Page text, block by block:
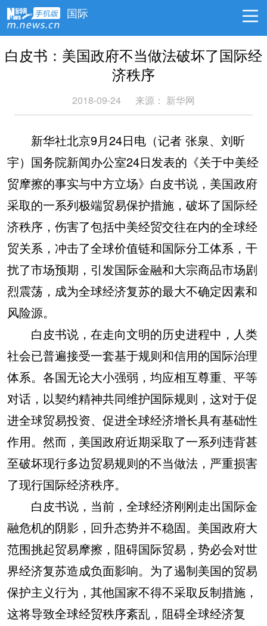
国际
白皮书：美国政府不当做法破坏了国际经
济秩序
2018-09-24 来源： 新华网
新华社北京9月24日电（记者 张泉、刘昕
宇）国务院新闻办公室24日发表的《关于中美经
贸摩擦的事实与中方立场》白皮书说，美国政府
采取的一系列极端贸易保护措施，破坏了国际经
济秩序，伤害了包括中美经贸交往在内的全球经
贸关系，冲击了全球价值链和国际分工体系，干
扰了市场预期，引发国际金融和大宗商品市场剧
烈震荡，成为全球经济复苏的最大不确定因素和
风险源。
白皮书说，在走向文明的历史进程中，人类
社会已普遍接受一套基于规则和信用的国际治理
体系。各国无论大小强弱，均应相互尊重、平等
对话，以契约精神共同维护国际规则，这对于促
进全球贸易投资、促进全球经济增长具有基础性
作用。然而，美国政府近期采取了一系列违背甚
至破坏现行多边贸易规则的不当做法，严重损害
了现行国际经济秩序。
白皮书说，当前，全球经济刚刚走出国际金
融危机的阴影，回升态势并不稳固。美国政府大
范围挑起贸易摩擦，阻碍国际贸易，势必会对世
界经济复苏造成负面影响。为了遏制美国的贸易
保护主义行为，其他国家不得不采取反制措施，
这将导致全球经贸秩序紊乱，阻碍全球经济复